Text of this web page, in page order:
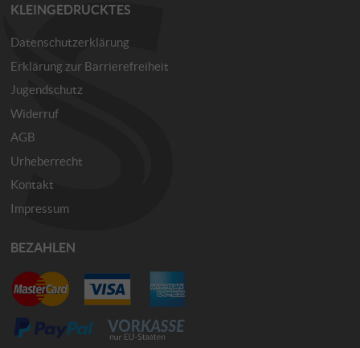
KLEINGEDRUCKTES
Datenschutzerklärung
Erklärung zur Barrierefreiheit
Jugendschutz
Widerruf
AGB
Urheberrecht
Kontakt
Impressum
BEZAHLEN